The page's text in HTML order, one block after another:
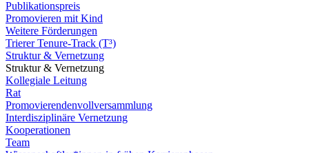
Publikationspreis
Promovieren mit Kind
Weitere Förderungen
Trierer Tenure-Track (T³)
Struktur & Vernetzung
Struktur & Vernetzung
Kollegiale Leitung
Rat
Promovierendenvollversammlung
Interdisziplinäre Vernetzung
Kooperationen
Team